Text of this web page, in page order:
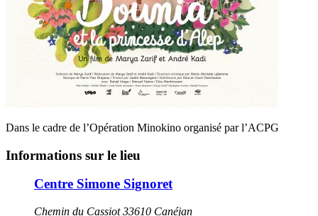
Dans le cadre de l’Opération Minokino organisé par l’ACPG
Informations sur le lieu
Centre Simone Signoret
Chemin du Cassiot 33610 Canéjan